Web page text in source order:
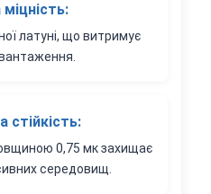
латуні, що витримує
стійкість:
0,75 мк захищає
середовищ.